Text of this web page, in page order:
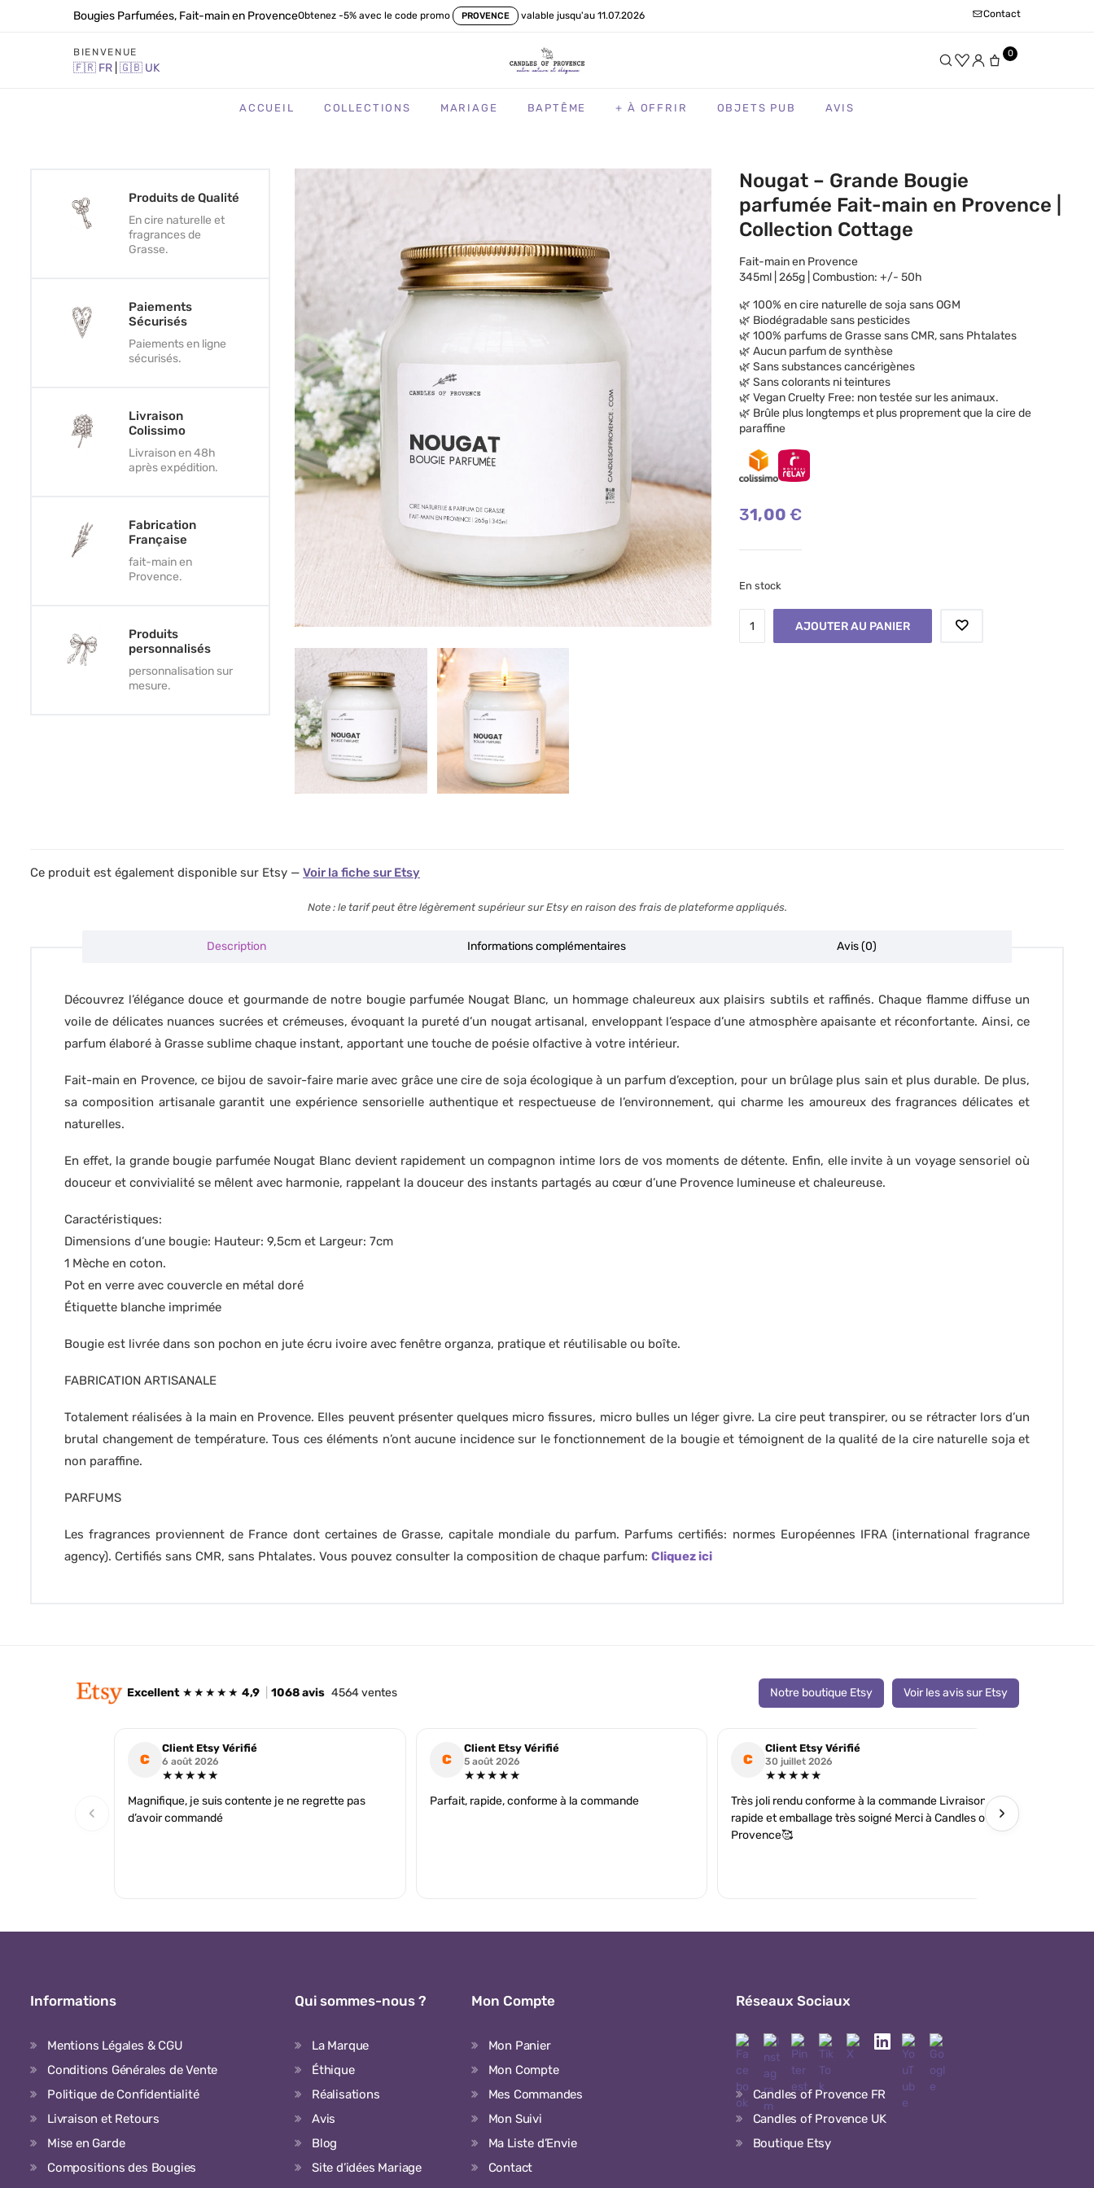
Bougies Parfumées, Fait-main en ProvenceObtenez -5% avec le code promo PROVENCE valable jusqu'au 11.07.2026 Contact
BIENVENUE
🇫🇷 FR 🇬🇧 UK
0
ACCUEIL COLLECTIONS MARIAGE BAPTÊME + À OFFRIR OBJETS PUB AVIS
Produits de Qualité
En cire naturelle et
fragrances de
Grasse.
Paiements
Sécurisés
Paiements en ligne
sécurisés.
Livraison
Colissimo
Livraison en 48h
après expédition.
Fabrication
Française
fait-main en
Provence.
Produits
personnalisés
personnalisation sur
mesure.
Nougat – Grande Bougie
parfumée Fait-main en Provence |
Collection Cottage
Fait-main en Provence
345ml | 265g | Combustion: +/- 50h
🌿 100% en cire naturelle de soja sans OGM
🌿 Biodégradable sans pesticides
🌿 100% parfums de Grasse sans CMR, sans Phtalates
🌿 Aucun parfum de synthèse
🌿 Sans substances cancérigènes
🌿 Sans colorants ni teintures
🌿 Vegan Cruelty Free: non testée sur les animaux.
🌿 Brûle plus longtemps et plus proprement que la cire de
paraffine
31,00€
En stock
AJOUTER AU PANIER
Ce produit est également disponible sur Etsy — Voir la fiche sur Etsy
Note : le tarif peut être légèrement supérieur sur Etsy en raison des frais de plateforme appliqués.
Description Informations complémentaires Avis (0)
Découvrez l’élégance douce et gourmande de notre bougie parfumée Nougat Blanc, un hommage chaleureux aux plaisirs subtils et raffinés. Chaque flamme diffuse un
voile de délicates nuances sucrées et crémeuses, évoquant la pureté d’un nougat artisanal, enveloppant l’espace d’une atmosphère apaisante et réconfortante. Ainsi, ce
parfum élaboré à Grasse sublime chaque instant, apportant une touche de poésie olfactive à votre intérieur.
Fait-main en Provence, ce bijou de savoir-faire marie avec grâce une cire de soja écologique à un parfum d’exception, pour un brûlage plus sain et plus durable. De plus,
sa composition artisanale garantit une expérience sensorielle authentique et respectueuse de l’environnement, qui charme les amoureux des fragrances délicates et
naturelles.
En effet, la grande bougie parfumée Nougat Blanc devient rapidement un compagnon intime lors de vos moments de détente. Enfin, elle invite à un voyage sensoriel où
douceur et convivialité se mêlent avec harmonie, rappelant la douceur des instants partagés au cœur d’une Provence lumineuse et chaleureuse.
Caractéristiques:
Dimensions d’une bougie: Hauteur: 9,5cm et Largeur: 7cm
1 Mèche en coton.
Pot en verre avec couvercle en métal doré
Étiquette blanche imprimée
Bougie est livrée dans son pochon en jute écru ivoire avec fenêtre organza, pratique et réutilisable ou boîte.
FABRICATION ARTISANALE
Totalement réalisées à la main en Provence. Elles peuvent présenter quelques micro fissures, micro bulles un léger givre. La cire peut transpirer, ou se rétracter lors d’un
brutal changement de température. Tous ces éléments n’ont aucune incidence sur le fonctionnement de la bougie et témoignent de la qualité de la cire naturelle soja et
non paraffine.
PARFUMS
Les fragrances proviennent de France dont certaines de Grasse, capitale mondiale du parfum. Parfums certifiés: normes Européennes IFRA (international fragrance
agency). Certifiés sans CMR, sans Phtalates. Vous pouvez consulter la composition de chaque parfum: Cliquez ici
Excellent ★★★★★ 4,9 1068 avis 4564 ventes Notre boutique Etsy Voir les avis sur Etsy
‹
C
Client Etsy Vérifié
6 août 2026
★★★★★
Magnifique, je suis contente je ne regrette pas
d’avoir commandé
C
Client Etsy Vérifié
5 août 2026
★★★★★
Parfait, rapide, conforme à la commande
C
Client Etsy Vérifié
30 juillet 2026
★★★★★
Très joli rendu conforme à la commande Livraison
rapide et emballage très soigné Merci à Candles of
Provence🥰
›
Informations
Mentions Légales & CGU
Conditions Générales de Vente
Politique de Confidentialité
Livraison et Retours
Mise en Garde
Compositions des Bougies
Qui sommes-nous ?
La Marque
Éthique
Réalisations
Avis
Blog
Site d’idées Mariage
Mon Compte
Mon Panier
Mon Compte
Mes Commandes
Mon Suivi
Ma Liste d’Envie
Contact
Réseaux Sociaux
Candles of Provence FR
Candles of Provence UK
Boutique Etsy